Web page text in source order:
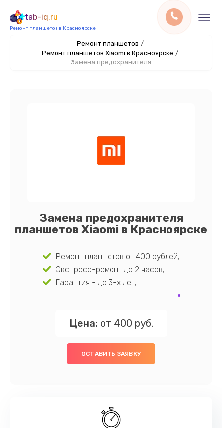
tab-iq.ru
Ремонт планшетов в Красноярске
Ремонт планшетов /
Ремонт планшетов Xiaomi в Красноярске /
Замена предохранителя
Замена предохранителя
планшетов Xiaomi в Красноярске
Ремонт планшетов от 400 рублей;
Экспресс-ремонт до 2 часов;
Гарантия - до 3-х лет;
Цена: от 400 руб.
ОСТАВИТЬ ЗАЯВКУ